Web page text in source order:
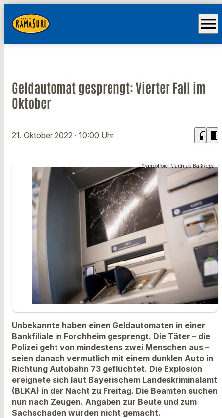
menu
Geldautomat gesprengt: Vierter Fall im
Oktober
21. Oktober 2022 · 10:00 Uhr headphones chrome_reader_mode
Symbolfoto: Matthias Balk/dpa
Unbekannte haben einen Geldautomaten in einer
Bankfiliale in Forchheim gesprengt. Die Täter – die
Polizei geht von mindestens zwei Menschen aus –
seien danach vermutlich mit einem dunklen Auto in
Richtung Autobahn 73 geflüchtet. Die Explosion
ereignete sich laut Bayerischem Landeskriminalamt
(BLKA) in der Nacht zu Freitag. Die Beamten suchen
nun nach Zeugen. Angaben zur Beute und zum
Sachschaden wurden nicht gemacht.